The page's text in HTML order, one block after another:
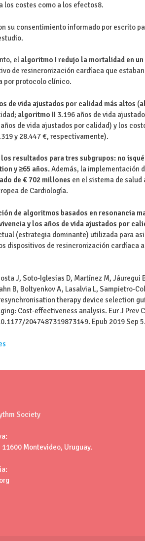
los costes como a los efectos8.
su consentimiento informado por escrito
el algoritmo I redujo la mortalidad en un
de resincronización cardíaca que
por protocolo clínico.
de vida ajustados por calidad más altos (
algoritmo II 3.196 años de vida
de vida ajustados por calidad) y los
y 28.447 €, respectivamente).
resultados para tres subgrupos: no
y ≥65 años.Además, la implementación
de € 702 millones en el sistema de salud
de Cardiología.
de algoritmos basados en resonancia
y los años de vida ajustados por
(estrategia dominante) utilizada para
dispositivos de resincronización cardíaca
J, Soto-Iglesias D, Martínez M, Jáuregui
B, Boltyenkov A, Lasalvia L, Sampietro-
therapy device selection
Cost-effectiveness analysis. Eur J Prev
2047487319873149. Epub 2019 Sep
Society
Montevideo, Uruguay.